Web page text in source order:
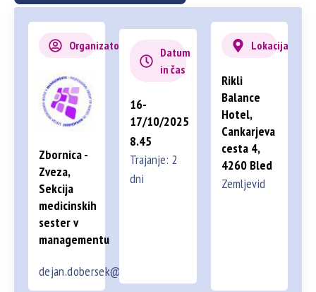
Organizator
Zbornica -
Zveza,
Sekcija
medicinskih
sester v
managementu
dejan.dobersek@gmail.com
Datum
in čas
16-
17/10/2025
8.45
Trajanje: 2
dni
Lokacija
Rikli
Balance
Hotel,
Cankarjeva
cesta 4,
4260 Bled
Zemljevid